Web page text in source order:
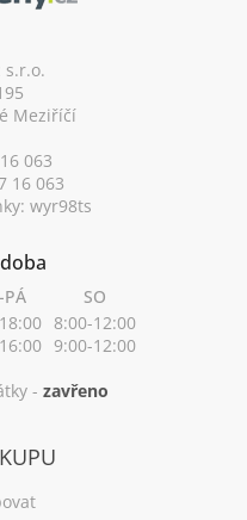
s.r.o.
Meziříčí
063
16 063
wyr98ts
PÁ
SO
8:00-12:00
9:00-12:00
- zavřeno